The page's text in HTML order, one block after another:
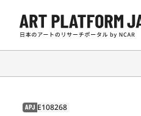
APJ E108268